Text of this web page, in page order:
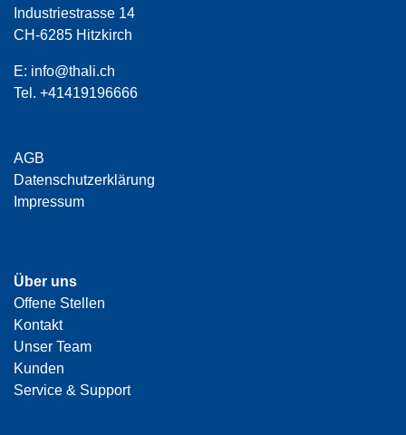
Industriestrasse 14
CH-6285 Hitzkirch
E: info@thali.ch
Tel. +41419196666
AGB
Datenschutzerklärung
Impressum
Über uns
Offene Stellen
Kontakt
Unser Team
Kunden
Service & Support